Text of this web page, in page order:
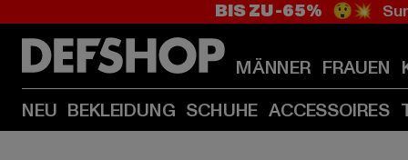
BIS ZU -65% 😲💥
MÄNNER FRAUEN
NEU BEKLEIDUNG SCHUHE ACCESSOIRES